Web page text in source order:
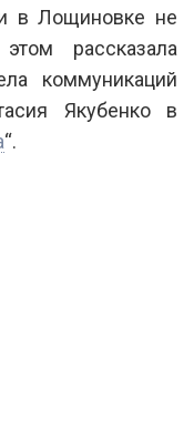
в Лощиновке не
рассказала
коммуникаций
Якубенко в
“.